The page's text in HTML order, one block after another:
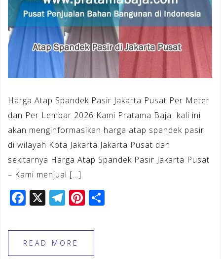
Harga Atap Spandek Pasir Jakarta Pusat Per Meter
dan Per Lembar 2026 Kami Pratama Baja kali ini
akan menginformasikan harga atap spandek pasir
di wilayah Kota Jakarta Jakarta Pusat dan
sekitarnya Harga Atap Spandek Pasir Jakarta Pusat
– Kami menjual […]
F
c
e
X T
e
gr
Pi
te
READ MORE